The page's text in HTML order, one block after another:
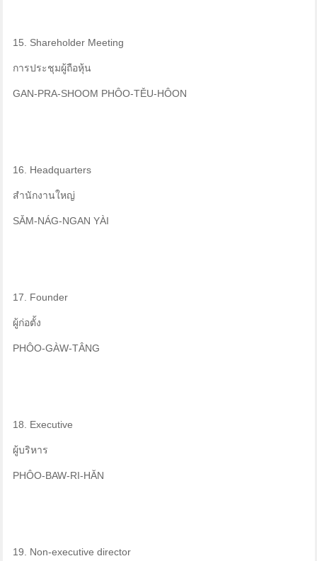
15. Shareholder Meeting
การประชุมผู้ถือหุ้น
GAN-PRA-SHOOM PHÔO-TĚU-HÔON
16. Headquarters
สำนักงานใหญ่
SǍM-NÁG-NGAN YÀI
17. Founder
ผู้ก่อตั้ง
PHÔO-GÀW-TÂNG
18. Executive
ผู้บริหาร
PHÔO-BAW-RI-HĂN
19. Non-executive director